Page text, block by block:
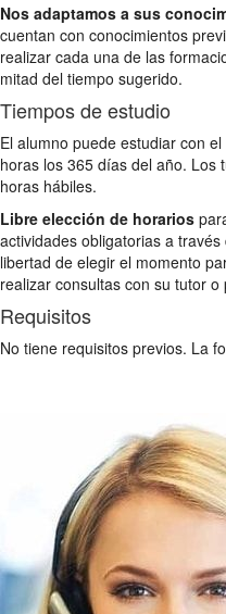
Nos adaptamos a sus
cuentan con conocimientos
realizar cada una de las
mitad del tiempo sugerido.
Tiempos de estudio
El alumno puede estudiar con
horas los 365 días del año. Los
horas hábiles.
Libre elección de horarios
actividades obligatorias a través
libertad de elegir el momento
realizar consultas con su tutor
Requisitos
No tiene requisitos previos. La